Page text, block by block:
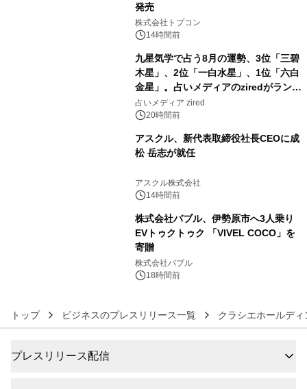
発売
株式会社トプコン
14時間前
九星気学で占う8月の運勢、3位「三碧
木星」、2位「一白水星」、1位「六白
金星」。占いメディアのziredがランキ
ングを発表
占いメディア zired
20時間前
アスクル、新代表取締役社長CEOに成
松 岳志が就任
アスクル株式会社
14時間前
株式会社バブル、伊勢原市へ3人乗り
EVトゥクトゥク 「VIVEL COCO」を
寄贈
株式会社バブル
18時間前
トップ ビジネスのプレスリリース一覧 クラシエホールデ
プレスリリース配信